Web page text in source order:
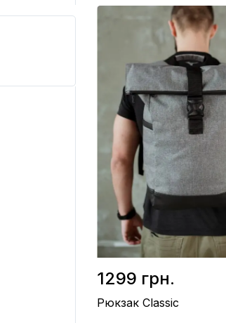
Розмір / 42х30см
Матеріал / Еко-шкіра
Виробництво / Україна
Колір / Коричневий
1299 грн.
Рюкзак Classic